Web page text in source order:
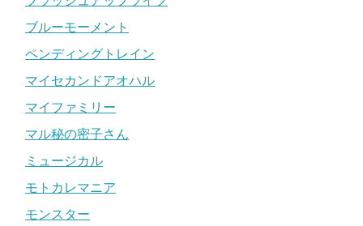
ブルーモーメント
ペンディングトレイン
マイセカンドアオハル
マイファミリー
マル秘の密子さん
ミュージカル
モトカレマニア
モンスター